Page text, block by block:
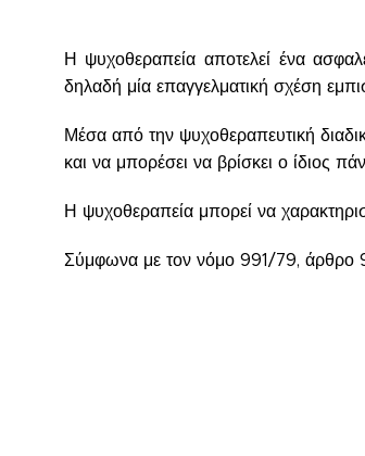
Η ψυχοθεραπεία αποτελεί ένα
δηλαδή μία επαγγελματική σχέση
Μέσα από την ψυχοθεραπευτική
και να μπορέσει να βρίσκει ο ίδιος
Η ψυχοθεραπεία μπορεί να
Σύμφωνα με τον νόμο 991/79, άρθρο 9